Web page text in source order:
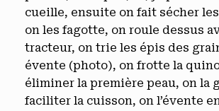
cueille, ensuite on fait sécher
on les fagotte, on roule dessus
tracteur, on trie les épis des
évente (photo), on frotte la
éliminer la première peau, on la
faciliter la cuisson, on l’évente